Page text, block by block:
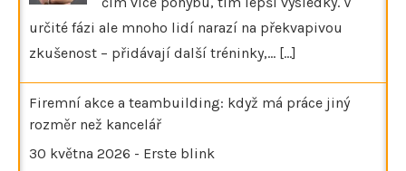
určité fázi ale mnoho lidí narazí na překvapivou
zkušenost – přidávají další tréninky,… [...]
Firemní akce a teambuilding: když má práce jiný
rozměr než kancelář
30 května 2026 - Erste blink